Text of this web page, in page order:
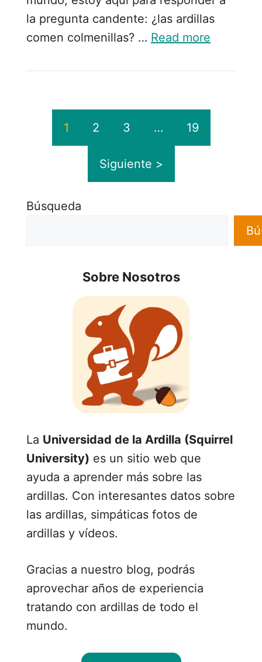
la pregunta candente: ¿las ardillas
comen colmenillas? … Read more
1 2 3 … 19
Siguiente >
Búsqueda
Sobre Nosotros
La Universidad de la Ardilla (Squirrel
University) es un sitio web que
ayuda a aprender más sobre las
ardillas. Con interesantes datos sobre
las ardillas, simpáticas fotos de
ardillas y vídeos.
Gracias a nuestro blog, podrás
aprovechar años de experiencia
tratando con ardillas de todo el
mundo.